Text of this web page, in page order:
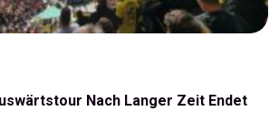
Nach Langer Zeit Endet